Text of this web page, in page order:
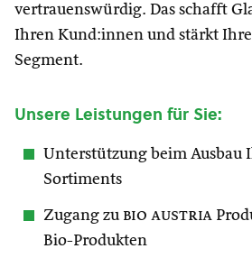
vertrauenswürdig. Das schafft
Ihren Kund:innen und stärkt
Segment.
Unsere Leistungen für Sie:
Unterstützung beim Ausbau
Sortiments
Zugang zu bio austria
Bio-Produkten